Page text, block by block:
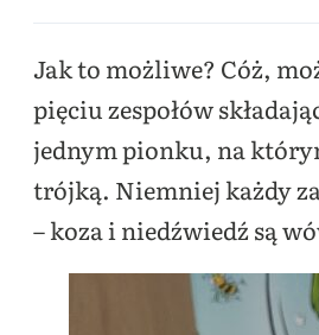
Jak to możliwe? Cóż,
pięciu zespołów
jednym pionku, na
trójką. Niemniej każdy
– koza i niedźwiedź są